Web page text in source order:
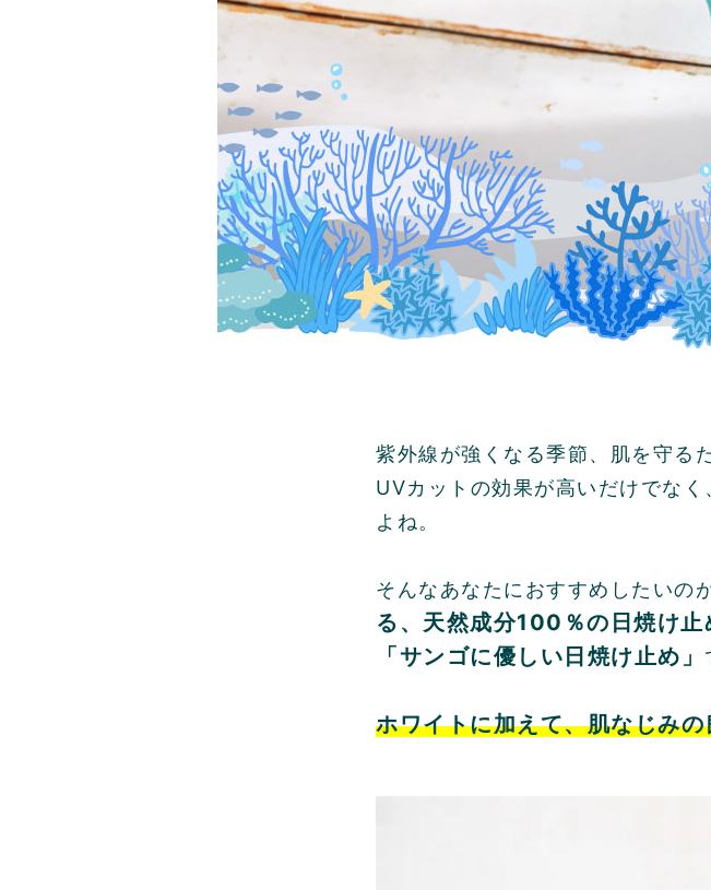
紫外線が強くなる季節、肌を守る
UVカットの効果が高いだけでな
よね。
そんなあなたにおすすめしたいのが
る、天然成分100％の日焼け止
「サンゴに優しい日焼け止め」
ホワイトに加えて、肌なじみ